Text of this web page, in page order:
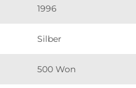
1996
Silber
500 Won